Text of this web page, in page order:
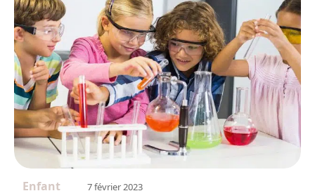
Enfant 7 février 2023